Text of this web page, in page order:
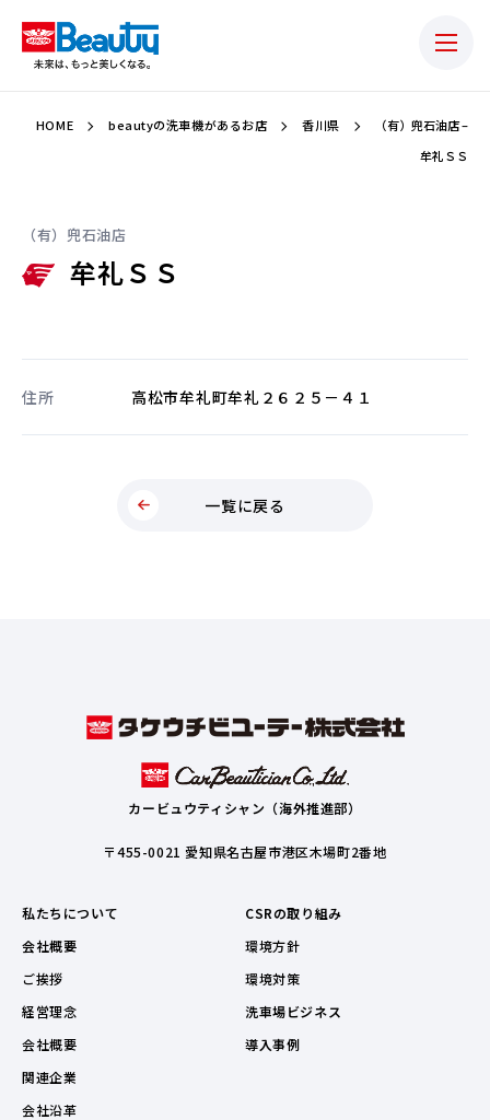
HOME beautyの洗車機があるお店 香川県
（有）兜石油店 –
牟礼ＳＳ
（有）兜石油店
牟礼ＳＳ
住所 高松市牟礼町牟礼２６２５－４１
一覧に戻る
カービュウティシャン（海外推進部）
〒455-0021 愛知県名古屋市港区木場町2番地
私たちについて
会社概要
ご挨拶
経営理念
会社概要
関連企業
会社沿革
CSRの取り組み
環境方針
環境対策
洗車場ビジネス
導入事例